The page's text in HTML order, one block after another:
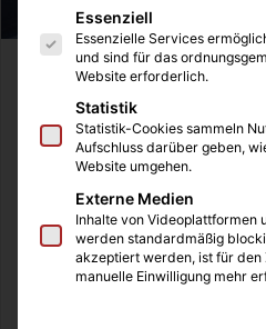
Erst vor kurzem haben wir
vor allem über das
gesprochen. Bei der
eine Kombination aus
diese Mischung aus dem
Präparaten für den
Informationen über Training
Es folgt eine Liste der Service-
Essenziell
Essenzielle Services
und sind für das
Website erforderlich.
Statistik
Statistik-Cookies sammeln
Aufschluss darüber geben,
Website umgehen.
Externe Medien
Inhalte von
werden standardmäßig
akzeptiert werden, ist für
manuelle Einwilligung mehr